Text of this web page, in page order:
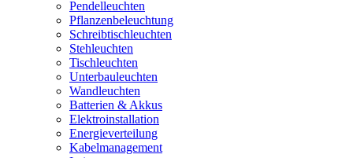
Pendelleuchten
Pflanzenbeleuchtung
Schreibtischleuchten
Stehleuchten
Tischleuchten
Unterbauleuchten
Wandleuchten
Batterien & Akkus
Elektroinstallation
Energieverteilung
Kabelmanagement